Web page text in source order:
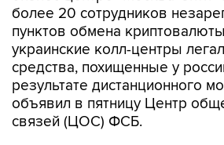
более 20 сотрудников
пунктов обмена
украинские колл-центры
средства, похищенные у
результате дистанционного
объявил в пятницу Центр
связей (ЦОС) ФСБ.